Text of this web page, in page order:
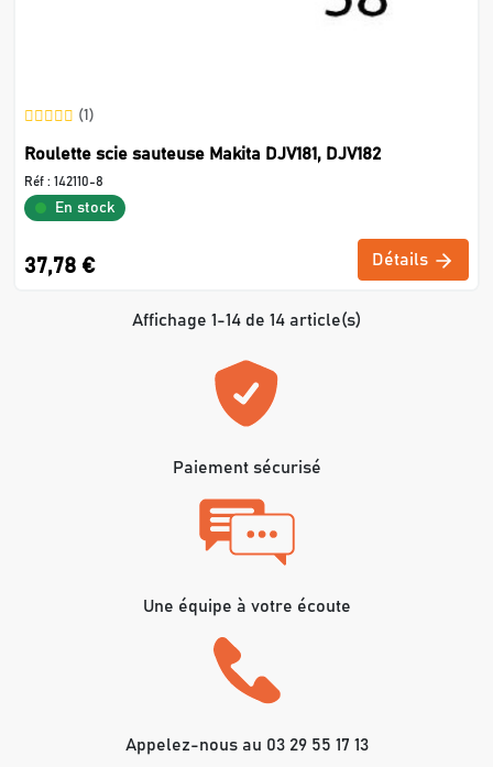
(1)
Roulette scie sauteuse Makita DJV181, DJV182
Réf : 142110-8
En stock
37,78 € Détails
Affichage 1-14 de 14 article(s)
Paiement sécurisé
Une équipe à votre écoute
Appelez-nous au 03 29 55 17 13